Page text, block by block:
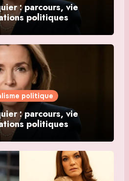
: parcours, vie
politiques
politique
: parcours, vie
politiques